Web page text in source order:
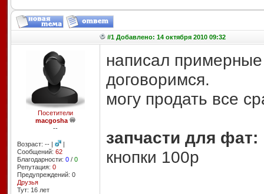
#1 Добавлено: 14 октября 2010 09:32
Посетители
macgosha
--
Возраст: -- |
|
Сообщений: 62
Благодарности: 0/ 0
Репутация: 0
Предупреждений: 0
Друзья
Тут: 16 лет
написал
договоримся.
могу продать все
запчасти для фат:
кнопки 100р